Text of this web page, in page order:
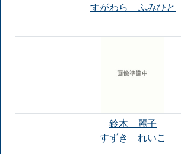
すがわら ふみひと
鈴木 麗子
すずき れいこ